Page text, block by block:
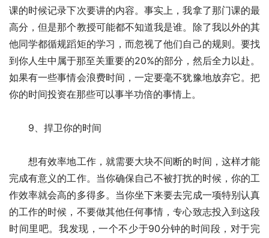
课的时候记录下次要讲的内容。事实上，我拿了那门课的最
高分，但是那个教授可能都不知道我是谁。除了我以外的其
他同学都循规蹈矩的学习，而忽视了他们自己的规则。要找
到你人生中属于那至关重要的20%的部分，然后全力以赴。
如果有一些事情会浪费时间，一定要毫不犹豫地放弃它。把
你的时间投资在那些可以事半功倍的事情上。
9、捍卫你的时间
想有效率地工作，就需要大块不间断的时间，这样才能
完成有意义的工作。当你确保自己不被打扰的时候，你的工
作效率就会高的多得多。当你坐下来要去完成一项特别认真
的工作的时候，不要做其他任何事情，专心致志投入到这段
时间里吧。我发现，一个不少于90分钟的时间段，对于完